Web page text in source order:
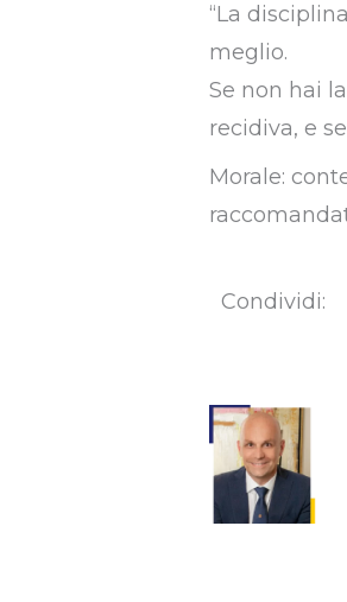
“La
meglio.
Se non hai
recidiva, e
Morale:
Condividi: